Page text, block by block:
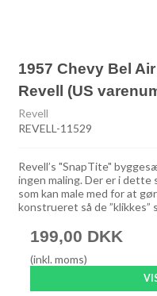
1957 Chevy Bel
Revell (US
Revell
REVELL-11529
Revell’s "SnapTite"
ingen maling. Der er i
som kan male med for at
konstrueret så de ”klikkes”
199,00 DKK
(inkl. moms)